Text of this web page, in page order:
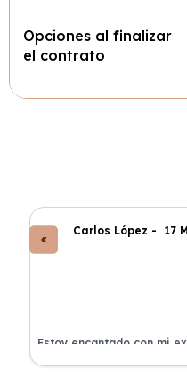
Opciones al finalizar
el contrato
Carlos López - 17
Estoy encantado con mi
Renting. El coche llegó